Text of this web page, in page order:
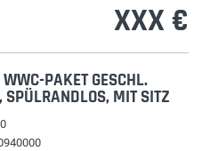
XXX €
PAKET GESCHL.
SPÜLRANDLOS, MIT SITZ